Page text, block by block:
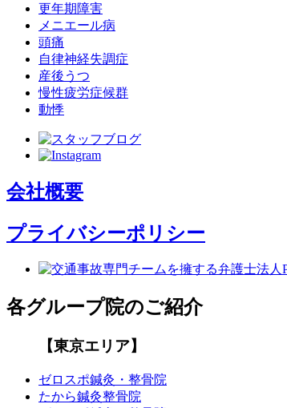
更年期障害
メニエール病
頭痛
自律神経失調症
産後うつ
慢性疲労症候群
動悸
会社概要
プライバシーポリシー
各グループ院のご紹介
【東京エリア】
ゼロスポ鍼灸・整骨院
たから鍼灸整骨院